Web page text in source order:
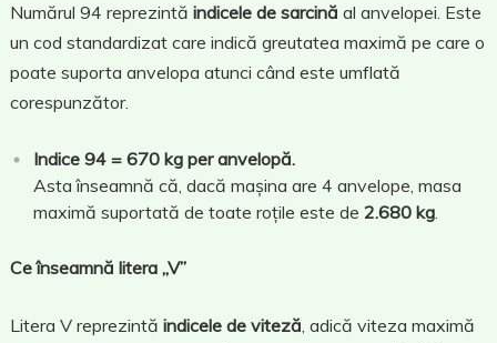
Numărul 94 reprezintă indicele de sarcină al anvelopei. Este
un cod standardizat care indică greutatea maximă pe care o
poate suporta anvelopa atunci când este umflată
corespunzător.
Indice 94 = 670 kg per anvelopă.
Asta înseamnă că, dacă mașina are 4 anvelope, masa
maximă suportată de toate roțile este de 2.680 kg.
Ce înseamnă litera „V”
Litera V reprezintă indicele de viteză, adică viteza maximă